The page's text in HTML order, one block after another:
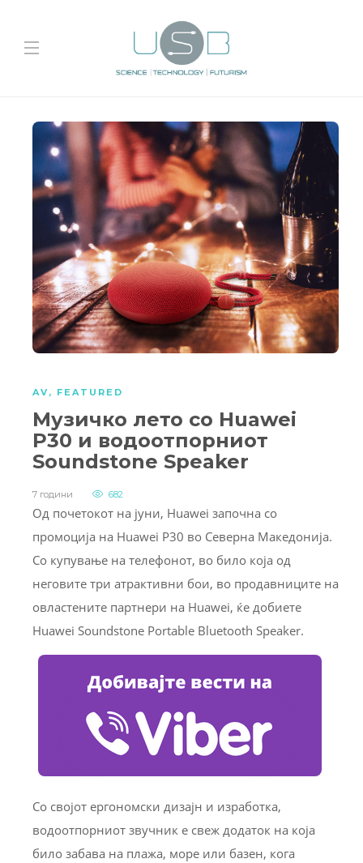
AV , FEATURED
Музичко лето со Huawei
P30 и водоотпорниот
Soundstone Speaker
7 години 682
Од почетокот на јуни, Huawei започна со
промоција на Huawei P30 во Северна Македонија.
Со купување на телефонот, во било која од
неговите три атрактивни бои, во продавниците на
овластените партнери на Huawei, ќе добиете
Huawei Soundstone Portable Bluetooth Speaker.
Со својот ергономски дизајн и изработка,
водоотпорниот звучник е свеж додаток на која
било забава на плажа, море или базен, кога